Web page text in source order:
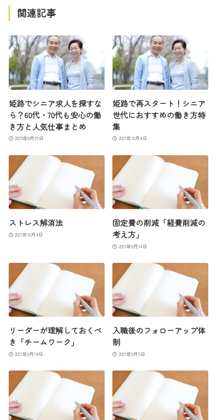
関連記事
姫路でシニア求人を探すな
ら？60代・70代も安心の働
き方と人気仕事まとめ
2025年8月25日
姫路で再スタート！シニア
世代におすすめの働き方特
集
2021年10月4日
ストレス解消法
2021年10月4日
固定費の削減「経費削減の
考え方」
2021年9月14日
リーダーが理解しておくべ
き「チームワーク」
2021年9月14日
入職後のフォローアップ体
制
2021年9月5日